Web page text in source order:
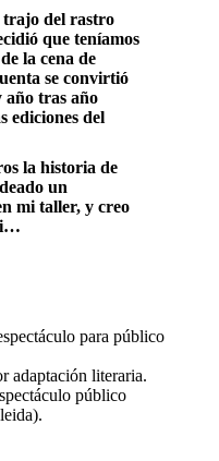
trajo del rastro
que teníamos
la cena de
se convirtió
tras año
ediciones del
la historia de
un
mi taller, y creo
para público
adaptación literaria.
público